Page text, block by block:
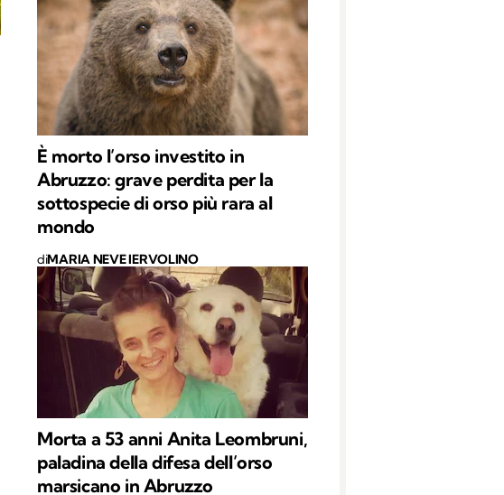
È morto l’orso investito in
Abruzzo: grave perdita per la
sottospecie di orso più rara al
mondo
diMARIA NEVE IERVOLINO
Morta a 53 anni Anita Leombruni,
paladina della difesa dell’orso
marsicano in Abruzzo